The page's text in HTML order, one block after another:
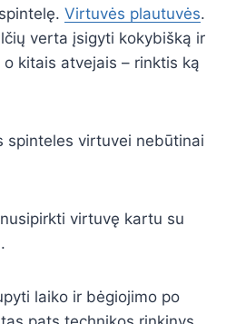
Virtuvės plautuvės.
verta įsigyti kokybišką ir
kitais atvejais – rinktis ką
spinteles virtuvei nebūtinai
virtuvę kartu su
laiko ir bėgiojimo po